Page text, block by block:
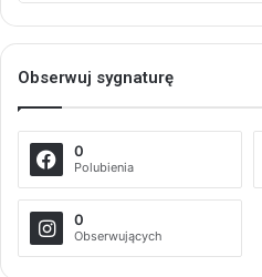
Obserwuj sygnaturę
0
Polubienia
0
Obserwujących